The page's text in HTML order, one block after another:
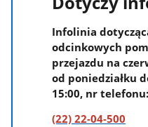
Infolinia
odcinkowych
przejazdu na
od poniedziałku
15:00, nr telefonu:
(22) 22-04-500